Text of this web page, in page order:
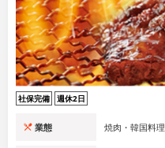
社保完備 週休2日
業態 焼肉・韓国料理